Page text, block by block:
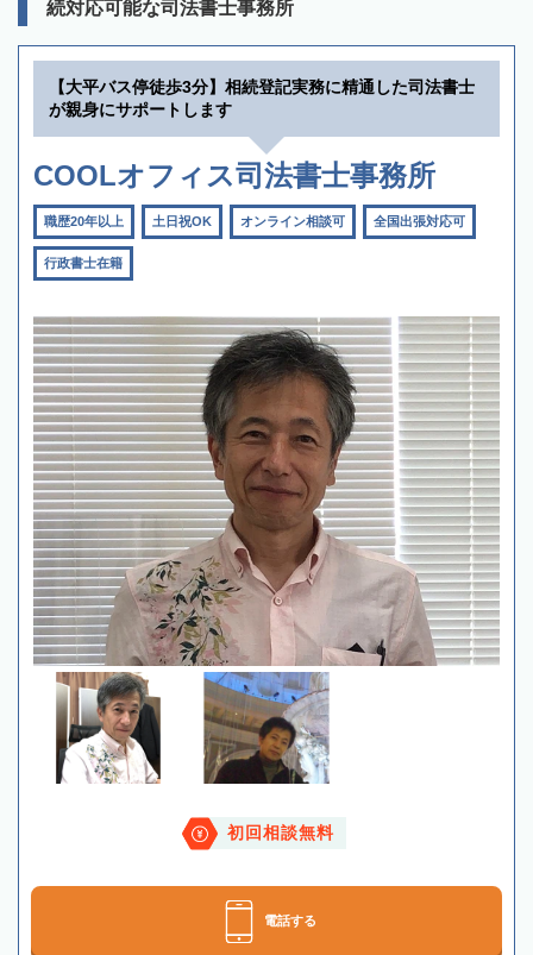
続対応可能な司法書士事務所
【大平バス停徒歩3分】相続登記実務に精通した司法書士
が親身にサポートします
COOLオフィス司法書士事務所
職歴20年以上 土日祝OK オンライン相談可 全国出張対応可
行政書士在籍
初回相談無料
電話する